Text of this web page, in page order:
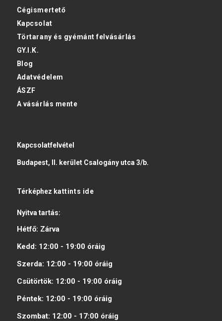
Cégismertető
Kapcsolat
Törtarany és gyémánt felvásárlás
GY.I.K.
Blog
Adatvédelem
ÁSZF
A vásárlás mente
Kapcsolatfelvétel
Budapest, II. kerület Csalogány utca 3/b.
Térképhez kattints ide
Nyitva tartás:
Hétfő: Zárva
Kedd: 12:00 - 19:00 óráig
Szerda: 12:00 - 19:00 óráig
Csütörtök: 12:00 - 19:00 óráig
Péntek: 12:00 - 19:00 óráig
Szombat: 12:00 - 17:00 óráig